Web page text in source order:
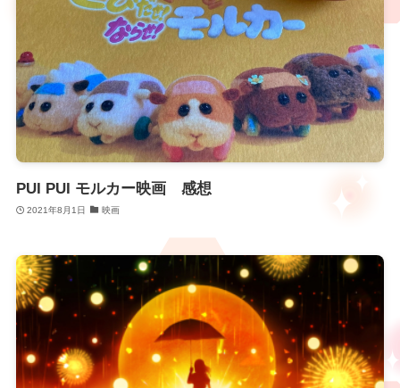
PUI PUI モルカー映画 感想
2021年8月1日 映画